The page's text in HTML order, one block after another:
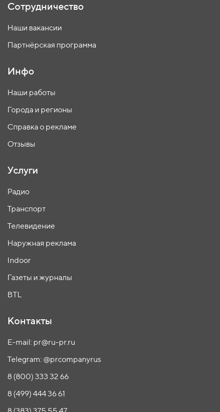
Сотрудничество
Наши вакансии
Партнёрская программа
Инфо
Наши работы
Города и регионы
Справка о рекламе
Отзывы
Услуги
Радио
Транспорт
Телевидение
Наружная реклама
Indoor
Газеты и журналы
BTL
Контакты
E-mail: pr@ru-pr.ru
Telegram: @prcompanyrus
8 (800) 333 32 66
8 (499) 444 36 61